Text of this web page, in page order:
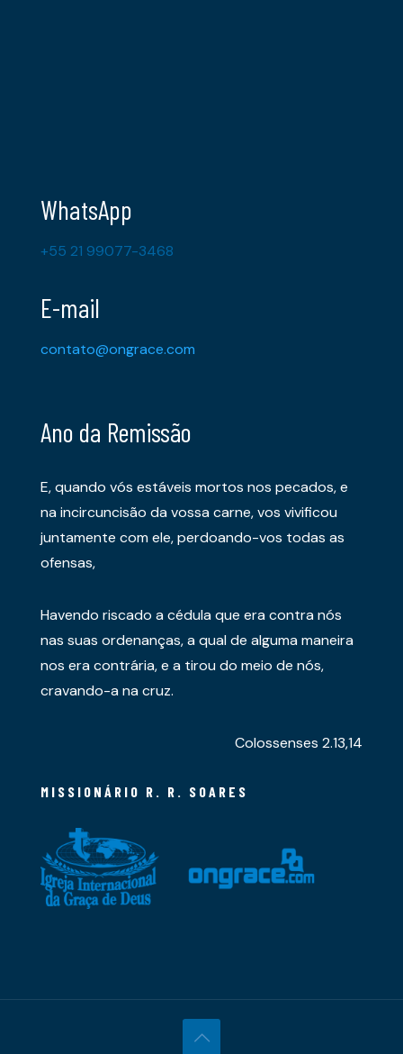
WhatsApp
+55 21 99077-3468
E-mail
contato@ongrace.com
Ano da Remissão
E, quando vós estáveis mortos nos pecados, e
na incircuncisão da vossa carne, vos vivificou
juntamente com ele, perdoando-vos todas as
ofensas,
Havendo riscado a cédula que era contra nós
nas suas ordenanças, a qual de alguma maneira
nos era contrária, e a tirou do meio de nós,
cravando-a na cruz.
Colossenses 2.13,14
MISSIONÁRIO R. R. SOARES